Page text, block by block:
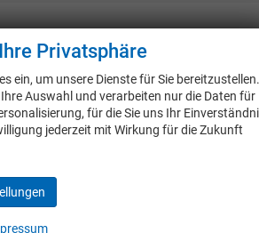
(Virtual Cockpit)
Beifahrerairbag abschaltbar,
Müdigkeitserkennungs-
Geschwindigkeitsbegrenzer
Privatsphäre
ein, um unsere Dienste für Sie bereitzustellen.
Auswahl und verarbeiten nur die Daten für
für die Sie uns Ihr
jederzeit mit Wirkung für die Zukunft